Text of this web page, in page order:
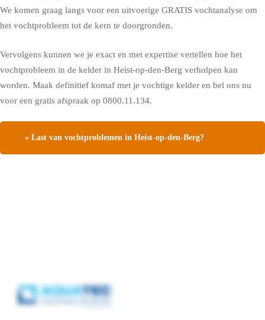
We komen graag langs voor een uitvoerige GRATIS vochtanalyse om
het vochtprobleem tot de kern te doorgronden.
Vervolgens kunnen we je exact en met expertise vertellen hoe het
vochtprobleem in de kelder in Heist-op-den-Berg verholpen kan
worden. Maak definitief komaf met je vochtige kelder en bel ons nu
voor een gratis afspraak op 0800.11.134.
» Last van vochtproblemen in Heist-op-den-Berg?